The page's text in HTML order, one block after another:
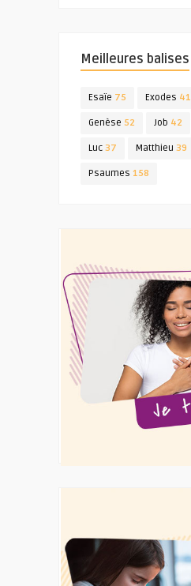
Meilleures balises
Esaïe 75 Exodes 41
Genèse 52 Job 42
Luc 37 Matthieu 39
Psaumes 158